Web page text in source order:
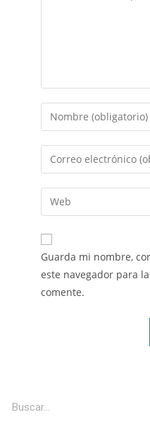
Guarda mi nombre,
este navegador para
comente.